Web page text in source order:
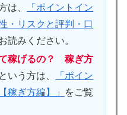
は、
「ポイントイン
・リスクと評判・口
読みください。
て稼げるの？ 稼ぎ方
という方は、
「ポイン
稼ぎ方編】」
をご覧